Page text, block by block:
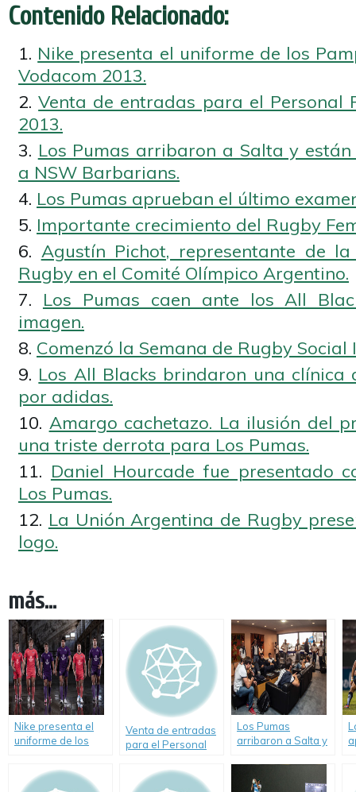
Contenido Relacionado:
Nike presenta el uniforme de los
Vodacom 2013.
Venta de entradas para el Personal
2013.
Los Pumas arribaron a Salta y
a NSW Barbarians.
Los Pumas aprueban el último
Importante crecimiento del Rugby
Agustín Pichot, representante de
Rugby en el Comité Olímpico Argentino.
Los Pumas caen ante los All
imagen.
Comenzó la Semana de Rugby Social
Los All Blacks brindaron una clínica
por adidas.
Amargo cachetazo. La ilusión del
una triste derrota para Los Pumas.
Daniel Hourcade fue presentado
Los Pumas.
La Unión Argentina de Rugby
logo.
más...
Nike presenta el
uniforme de los
Copa Vodacom
2013.
Venta de entradas
para el Personal
Championship
2013.
Los Pumas
arribaron a Salta y
enfrentar a NSW
Barbarians.